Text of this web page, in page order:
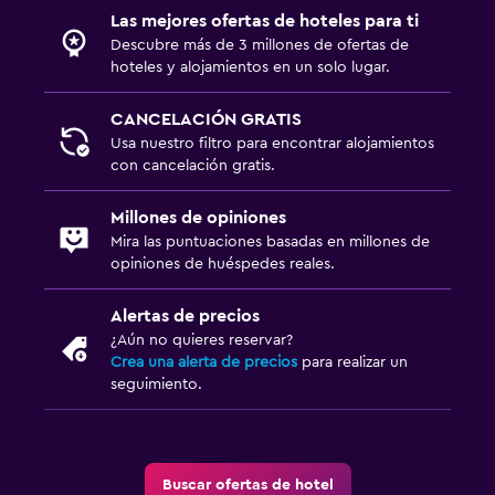
Actividades
Tienda de regalos
Acceso a la playa
Mesa de billar
Piscina privada
Piscina de agua salada
Toallas para piscina
Las mejores ofertas de hoteles para ti
Descubre más de 3 millones de ofertas de
hoteles y alojamientos en un solo lugar.
CANCELACIÓN GRATIS
Usa nuestro filtro para encontrar alojamientos
con cancelación gratis.
Millones de opiniones
Mira las puntuaciones basadas en millones de
opiniones de huéspedes reales.
Alertas de precios
¿Aún no quieres reservar?
Crea una alerta de precios para realizar un
seguimiento.
Buscar ofertas de hotel